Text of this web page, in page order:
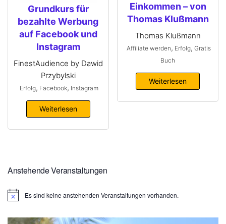
Grundkurs für
bezahlte Werbung
auf Facebook und
Instagram
FinestAudience by Dawid
Przybylski
Erfolg, Facebook, Instagram
Weiterlesen
Einkommen – von
Thomas Klußmann
Thomas Klußmann
Affiliate werden , Erfolg, Gratis
Buch
Weiterlesen
Anstehende Veranstaltungen
H
w
Es sind keine anstehenden Veranstaltungen vorhanden.